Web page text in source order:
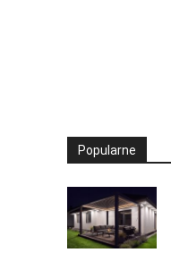
Popularne